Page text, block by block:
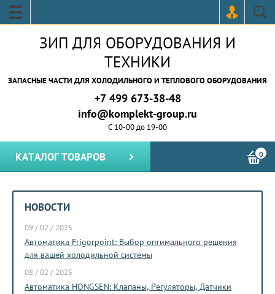
ЗИП ДЛЯ ОБОРУДОВАНИЯ И
ТЕХНИКИ
ЗАПАСНЫЕ ЧАСТИ ДЛЯ ХОЛОДИЛЬНОГО И ТЕПЛОВОГО ОБОРУДОВАНИЯ
+7 499 673-38-48
info@komplekt-group.ru
С 10-00 до 19-00
КАТАЛОГ ТОВАРОВ 0
НОВОСТИ
09 / 02 / 2025
Автоматика Frigorpoint: Выбор оптимального решения
для вашей холодильной системы
08 / 02 / 2025
Автоматика HONGSEN: Клапаны, Регуляторы, Датчики